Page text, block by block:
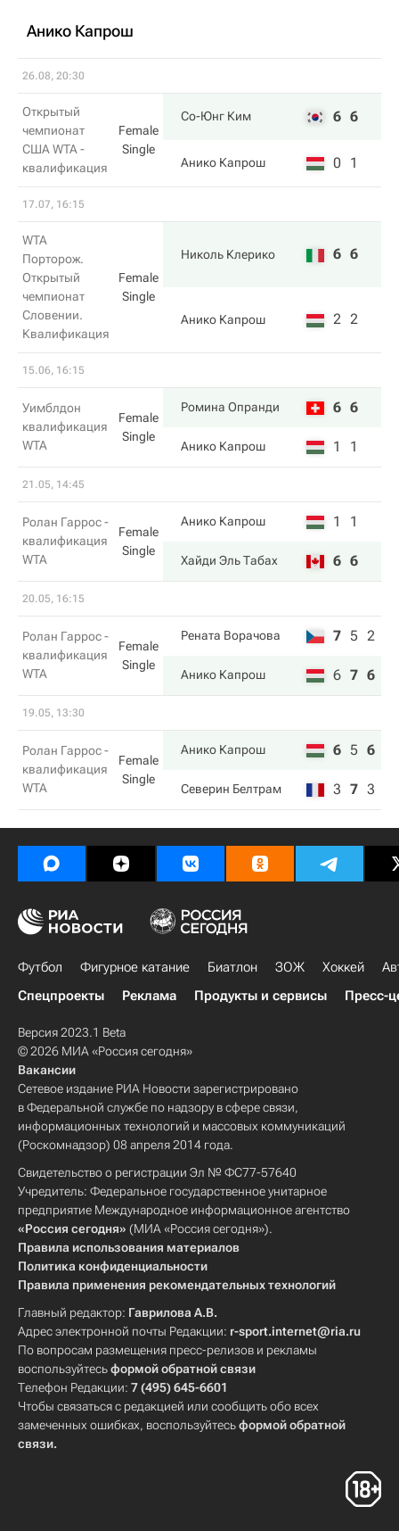
Анико Капрош
26.08, 20:30
Открытый
чемпионат
США WTA -
квалификация
Female
Single
Со-Юнг Ким 6 6
Анико Капрош 0 1
17.07, 16:15
WTA
Порторож.
Открытый
чемпионат
Словении.
Квалификация
Female
Single
Николь Клерико 6 6
Анико Капрош 2 2
15.06, 16:15
Уимблдон
квалификация
WTA
Female
Single
Ромина Опранди 6 6
Анико Капрош 1 1
21.05, 14:45
Ролан Гаррос -
квалификация
WTA
Female
Single
Анико Капрош 1 1
Хайди Эль Табах 6 6
20.05, 16:15
Ролан Гаррос -
квалификация
WTA
Female
Single
Рената Ворачова 7 5 2
Анико Капрош 6 7 6
19.05, 13:30
Ролан Гаррос -
квалификация
WTA
Female
Single
Анико Капрош 6 5 6
Северин Белтрам 3 7 3
Футбол Фигурное катание Биатлон ЗОЖ Хоккей
Спецпроекты
Реклама Продукты и сервисы Пресс-
Версия 2023.1 Beta
© 2026 МИА «Россия сегодня»
Вакансии
Сетевое издание РИА Новости зарегистрировано
в Федеральной службе по надзору в сфере связи,
информационных технологий и массовых коммуникаций
(Роскомнадзор) 08 апреля 2014 года.
Свидетельство о регистрации Эл № ФС77-57640
Учредитель: Федеральное государственное унитарное
предприятие Международное информационное агентство
«Россия сегодня» (МИА «Россия сегодня»).
Правила использования материалов
Политика конфиденциальности
Правила применения рекомендательных технологий
Главный редактор: Гаврилова А.В.
Адрес электронной почты Редакции: r-sport.internet@ria.ru
По вопросам размещения пресс-релизов и рекламы
воспользуйтесьформой обратной связи
Телефон Редакции: 7 (495) 645-6601
Чтобы связаться с редакцией или сообщить обо всех
замеченных ошибках, воспользуйтесьформой обратной
связи.